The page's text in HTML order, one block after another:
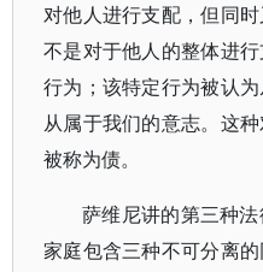
对他人进行支配，但同
不是对于他人的整体进
行为；该特定行为被认
从属于我们的意志。这
被称为债。
萨维尼讲的第三种
家庭包含三种不可分离的